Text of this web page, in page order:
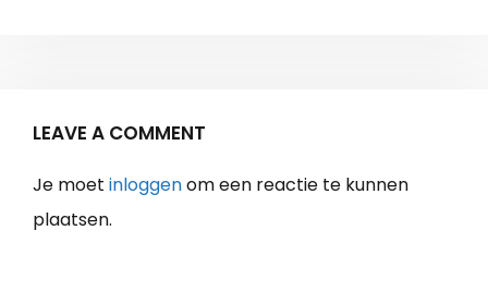
LEAVE A COMMENT
Je moet inloggenom een reactie te kunnen
plaatsen.